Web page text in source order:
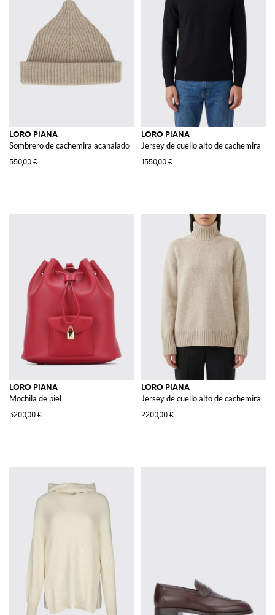
LORO PIANA
Sombrero de cachemira acanalado
550,00 €
LORO PIANA
Jersey de cuello alto de cachemira
1550,00 €
LORO PIANA
Mochila de piel
3200,00 €
LORO PIANA
Jersey de cuello alto de cachemira
2200,00 €